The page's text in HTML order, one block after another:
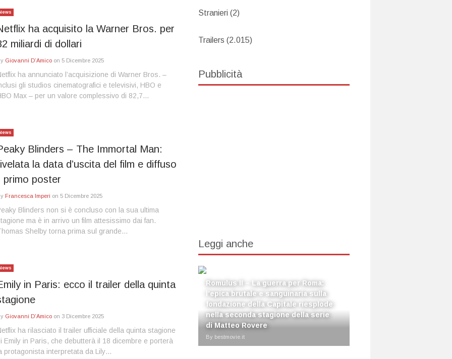
ha acquisito la Warner Bros. per
miliardi di dollari
Giovanni D’Amico on 5 Dicembre 2025
ha annunciato l’acquisizione di Warner Bros. –
gli studios cinematografici e televisivi, HBO e
Max – per un valore complessivo di 82,7…
Blinders – The Immortal Man:
la data d’uscita del film e diffuso
primo poster
Francesca Imperi on 5 Dicembre 2025
Blinders non si è concluso con la sua ultima
ma è in arrivo un film attesissimo dai fan.
Shelby torna prima sul grande…
in Paris: ecco il trailer della quinta
Giovanni D’Amico on 3 Dicembre 2025
ha rilasciato il trailer ufficiale della quinta stagione
Emily in Paris, che debutterà il 18 dicembre e porterà
protagonista interpretata da Lily…
Stranieri (2)
Trailers (2.015)
Pubblicità
Leggi anche
Romulus II – La guerra per Roma:
l’epica brutale e sanguinaria sulla
fondazione della Capitale riesplode
nella seconda stagione della serie
di Matteo Rovere
By bestmovie.it